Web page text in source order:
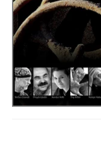
Kultúra
Keresés